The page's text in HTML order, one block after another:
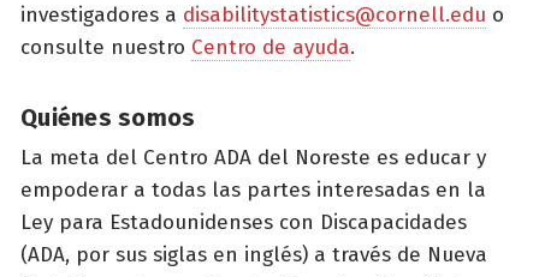
investigadores a disabilitystatistics@cornell.edu o
consulte nuestro Centro de ayuda.
Quiénes somos
La meta del Centro ADA del Noreste es educar y
empoderar a todas las partes interesadas en la
Ley para Estadounidenses con Discapacidades
(ADA, por sus siglas en inglés) a través de Nueva